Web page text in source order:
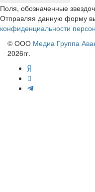
Поля, обозначенные
Отправляя данную форму
конфиденциальности
© ООО Медиа Группа
2026гг.